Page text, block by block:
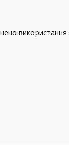
використання